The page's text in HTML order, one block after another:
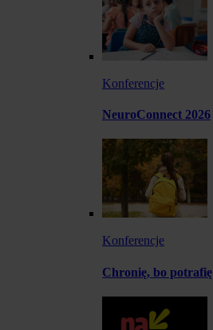
Konferencje
NeuroConnect 2026
Konferencje
Chronię, bo potrafię